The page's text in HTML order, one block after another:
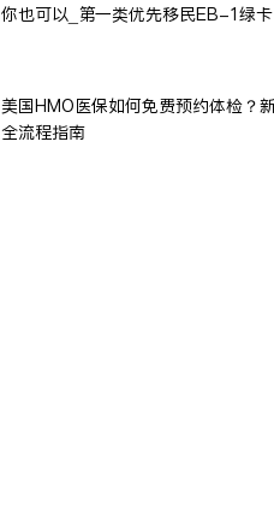
你也可以_第一类优先移民EB-1绿
美国HMO医保如何免费预约体检？
全流程指南